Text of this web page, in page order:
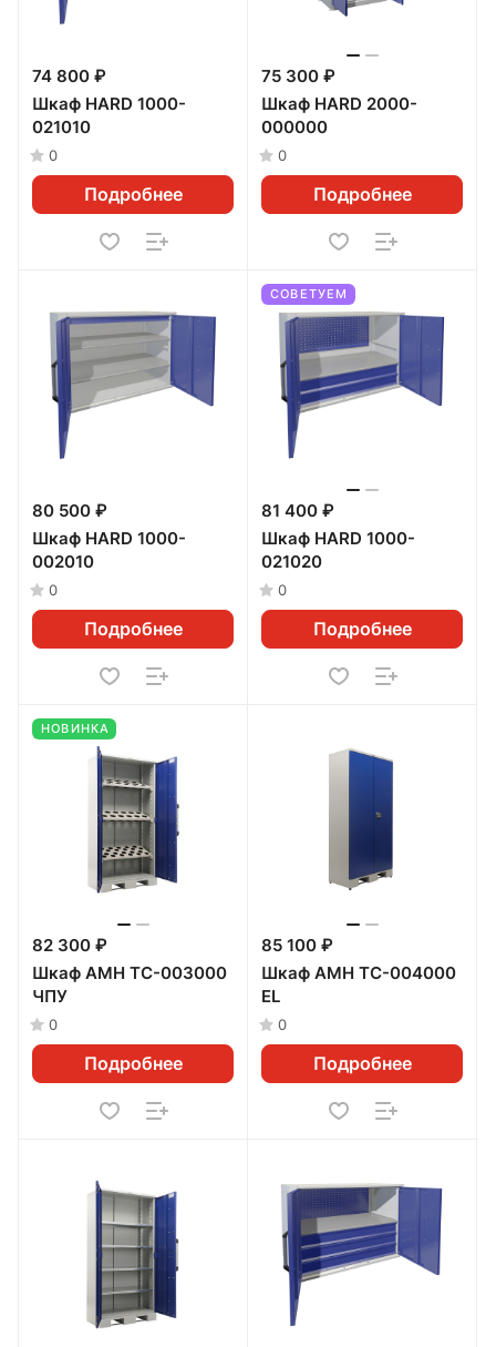
74 800 ₽
Шкаф HARD 1000-
021010
0
Подробнее
75 300 ₽
Шкаф HARD 2000-
000000
0
Подробнее
80 500 ₽
Шкаф HARD 1000-
002010
0
Подробнее
СОВЕТУЕМ
81 400 ₽
Шкаф HARD 1000-
021020
0
Подробнее
НОВИНКА
82 300 ₽
Шкаф AMH TC-003000
ЧПУ
0
Подробнее
85 100 ₽
Шкаф AMH TC-004000
EL
0
Подробнее